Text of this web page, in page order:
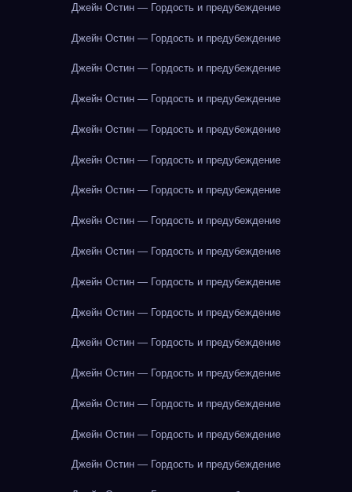
Джейн Остин — Гордость и предубеждение
Джейн Остин — Гордость и предубеждение
Джейн Остин — Гордость и предубеждение
Джейн Остин — Гордость и предубеждение
Джейн Остин — Гордость и предубеждение
Джейн Остин — Гордость и предубеждение
Джейн Остин — Гордость и предубеждение
Джейн Остин — Гордость и предубеждение
Джейн Остин — Гордость и предубеждение
Джейн Остин — Гордость и предубеждение
Джейн Остин — Гордость и предубеждение
Джейн Остин — Гордость и предубеждение
Джейн Остин — Гордость и предубеждение
Джейн Остин — Гордость и предубеждение
Джейн Остин — Гордость и предубеждение
Джейн Остин — Гордость и предубеждение